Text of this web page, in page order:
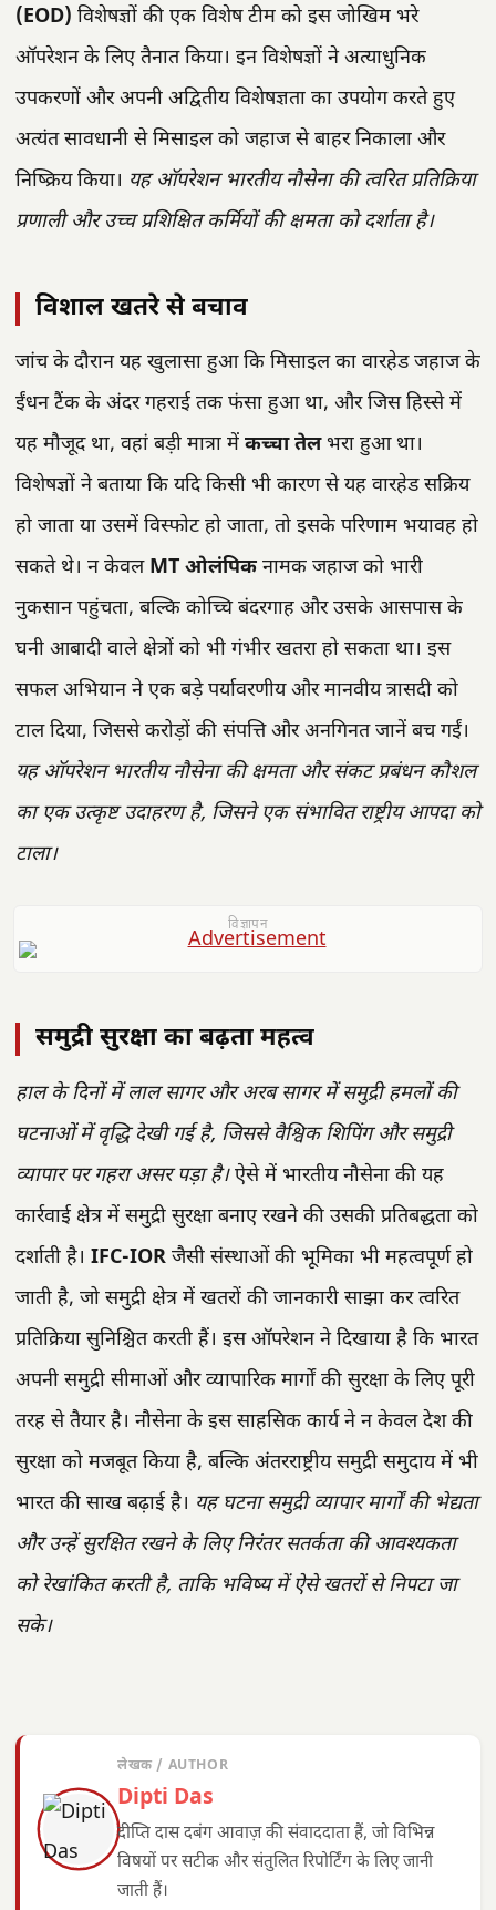
(EOD) विशेषज्ञों की एक विशेष टीम को इस जोखिम भरे
ऑपरेशन के लिए तैनात किया। इन विशेषज्ञों ने अत्याधुनिक
उपकरणों और अपनी अद्वितीय विशेषज्ञता का उपयोग करते हुए
अत्यंत सावधानी से मिसाइल को जहाज से बाहर निकाला और
निष्क्रिय किया। यह ऑपरेशन भारतीय नौसेना की त्वरित प्रतिक्रिया
प्रणाली और उच्च प्रशिक्षित कर्मियों की क्षमता को दर्शाता है।
विशाल खतरे से बचाव
जांच के दौरान यह खुलासा हुआ कि मिसाइल का वारहेड जहाज के
ईंधन टैंक के अंदर गहराई तक फंसा हुआ था, और जिस हिस्से में
यह मौजूद था, वहां बड़ी मात्रा में कच्चा तेलभरा हुआ था।
विशेषज्ञों ने बताया कि यदि किसी भी कारण से यह वारहेड सक्रिय
हो जाता या उसमें विस्फोट हो जाता, तो इसके परिणाम भयावह हो
सकते थे। न केवल MT ओलंपिक नामक जहाज को भारी
नुकसान पहुंचता, बल्कि कोच्चि बंदरगाह और उसके आसपास के
घनी आबादी वाले क्षेत्रों को भी गंभीर खतरा हो सकता था। इस
सफल अभियान ने एक बड़े पर्यावरणीय और मानवीय त्रासदी को
टाल दिया, जिससे करोड़ों की संपत्ति और अनगिनत जानें बच गईं।
यह ऑपरेशन भारतीय नौसेना की क्षमता और संकट प्रबंधन कौशल
का एक उत्कृष्ट उदाहरण है, जिसने एक संभावित राष्ट्रीय आपदा को
टाला।
विज्ञापन
समुद्री सुरक्षा का बढ़ता महत्व
हाल के दिनों में लाल सागर और अरब सागर में समुद्री हमलों की
घटनाओं में वृद्धि देखी गई है, जिससे वैश्विक शिपिंग और समुद्री
व्यापार पर गहरा असर पड़ा है।ऐसे में भारतीय नौसेना की यह
कार्रवाई क्षेत्र में समुद्री सुरक्षा बनाए रखने की उसकी प्रतिबद्धता को
दर्शाती है। IFC-IOR जैसी संस्थाओं की भूमिका भी महत्वपूर्ण हो
जाती है, जो समुद्री क्षेत्र में खतरों की जानकारी साझा कर त्वरित
प्रतिक्रिया सुनिश्चित करती हैं। इस ऑपरेशन ने दिखाया है कि भारत
अपनी समुद्री सीमाओं और व्यापारिक मार्गों की सुरक्षा के लिए पूरी
तरह से तैयार है। नौसेना के इस साहसिक कार्य ने न केवल देश की
सुरक्षा को मजबूत किया है, बल्कि अंतरराष्ट्रीय समुद्री समुदाय में भी
भारत की साख बढ़ाई है। यह घटना समुद्री व्यापार मार्गों की भेद्यता
और उन्हें सुरक्षित रखने के लिए निरंतर सतर्कता की आवश्यकता
को रेखांकित करती है, ताकि भविष्य में ऐसे खतरों से निपटा जा
सके।
लेखक / AUTHOR
Dipti Das
दीप्ति दास दबंग आवाज़ की संवाददाता हैं, जो विभिन्न
विषयों पर सटीक और संतुलित रिपोर्टिंग के लिए जानी
जाती हैं।